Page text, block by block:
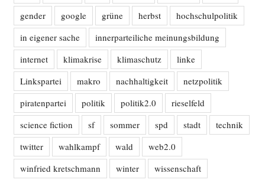
gender
google grüne herbst
hochschulpolitik
in eigener sache
innerparteiliche meinungsbildung
internet
klimakrise klimaschutz
linke
Linkspartei
makro nachhaltigkeit
netzpolitik
piratenpartei
politik politik2.0
rieselfeld
science fiction
sf sommer spd stadt
technik
twitter
wahlkampf wald
web2.0
winfried kretschmann
winter wissenschaft